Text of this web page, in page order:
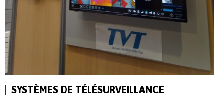
SYSTÈMES DE TÉLÉSURVEILLANCE